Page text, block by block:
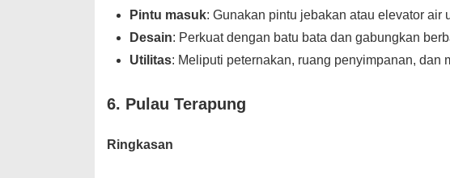
Pintu masuk: Gunakan pintu jebakan atau elevator air
Desain: Perkuat dengan batu bata dan gabungkan
Utilitas: Meliputi peternakan, ruang penyimpanan, dan
6. Pulau Terapung
Ringkasan